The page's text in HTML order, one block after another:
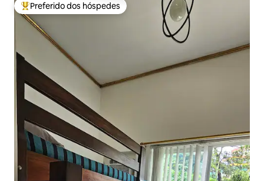
Entre os melhores preferidos dos hóspedes
Preferido dos hóspedes